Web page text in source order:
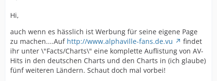
Hi,
auch wenn es hässlich ist Werbung für seine eigene Page
zu machen....Auf http://www.alphaville-fans.de.vu
findet
ihr unter \"Facts/Charts\" eine komplette Auflistung von AV-
Hits in den deutschen Charts und den Charts in (ich glaube)
fünf weiteren Ländern. Schaut doch mal vorbei!